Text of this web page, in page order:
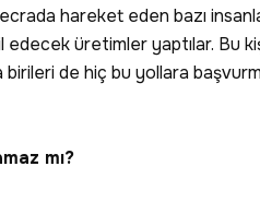
hareket eden bazı
edecek üretimler yaptılar. Bu
birileri de hiç bu yollara
mı?